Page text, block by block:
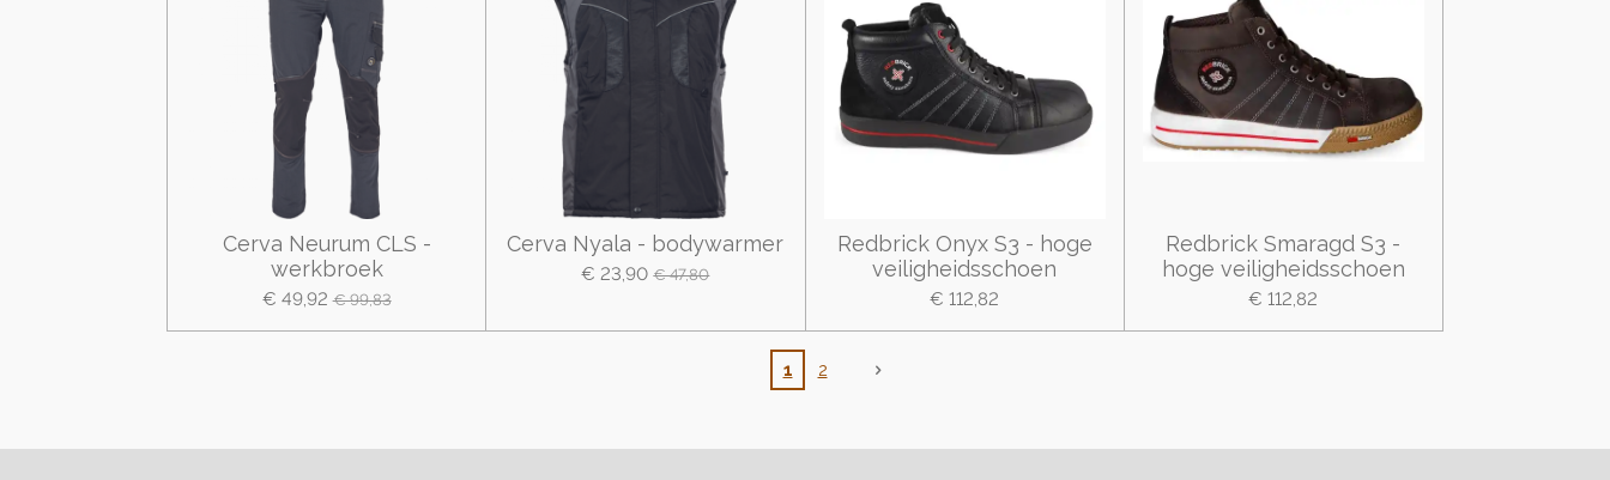
Cerva Neurum CLS -
werkbroek
€ 49,92 € 99,83
Cerva Nyala - bodywarmer
€ 23,90 € 47,80
Redbrick Onyx S3 - hoge
veiligheidsschoen
€ 112,82
Redbrick Smaragd S3 -
hoge veiligheidsschoen
€ 112,82
1 2